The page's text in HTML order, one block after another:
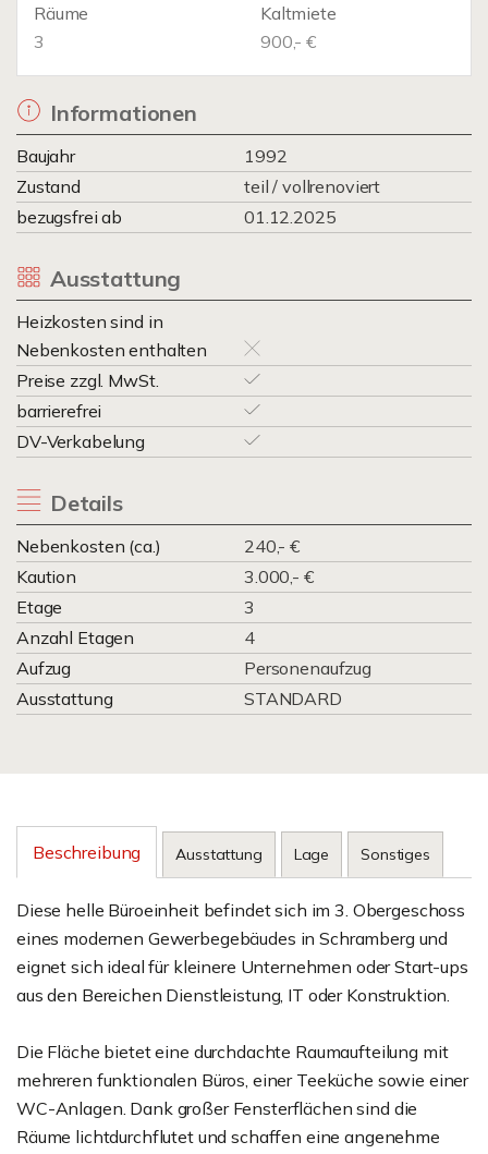
Räume
3
Kaltmiete
900,- €
Informationen
Baujahr
1992
Zustand
teil / vollrenoviert
bezugsfrei ab
01.12.2025
Ausstattung
Heizkosten sind in
Nebenkosten enthalten
Preise zzgl. MwSt.
barrierefrei
DV-Verkabelung
Details
Nebenkosten (ca.)
240,- €
Kaution
3.000,- €
Etage
3
Anzahl Etagen
4
Aufzug
Personenaufzug
Ausstattung
STANDARD
Beschreibung Ausstattung Lage Sonstiges
Diese helle Büroeinheit befindet sich im 3. Obergeschoss
eines modernen Gewerbegebäudes in Schramberg und
eignet sich ideal für kleinere Unternehmen oder Start-ups
aus den Bereichen Dienstleistung, IT oder Konstruktion.
Die Fläche bietet eine durchdachte Raumaufteilung mit
mehreren funktionalen Büros, einer Teeküche sowie einer
WC-Anlagen. Dank großer Fensterflächen sind die
Räume lichtdurchflutet und schaffen eine angenehme